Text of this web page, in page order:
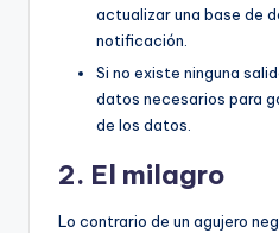
actualizar una base de
notificación.
Si no existe ninguna
datos necesarios para
de los datos.
2. El milagro
Lo contrario de un agujero